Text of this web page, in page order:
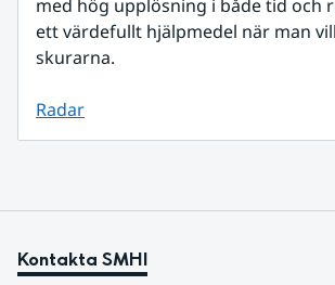
med hög upplösning i både tid och
ett värdefullt hjälpmedel när man
skurarna.
Radar
Kontakta SMHI